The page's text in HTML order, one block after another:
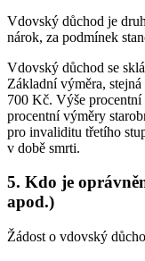
Vdovský důchod je
nárok, za podmínek
Vdovský důchod se
Základní výměra,
700 Kč. Výše
procentní výměry
pro invaliditu třetího
v době smrti.
5. Kdo je
apod.)
Žádost o vdovský